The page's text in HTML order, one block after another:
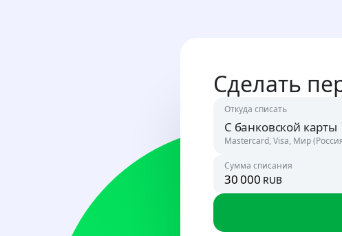
Сделать
Откуда списать
С банковской карты
Mastercard, Visa, Мир
Россия
Сумма списания
rub